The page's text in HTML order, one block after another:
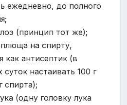
ежедневно, до полного
(принцип тот же);
плюща на спирту,
как антисептик (в
суток настаивать 100 г
спирта);
(одну головку лука